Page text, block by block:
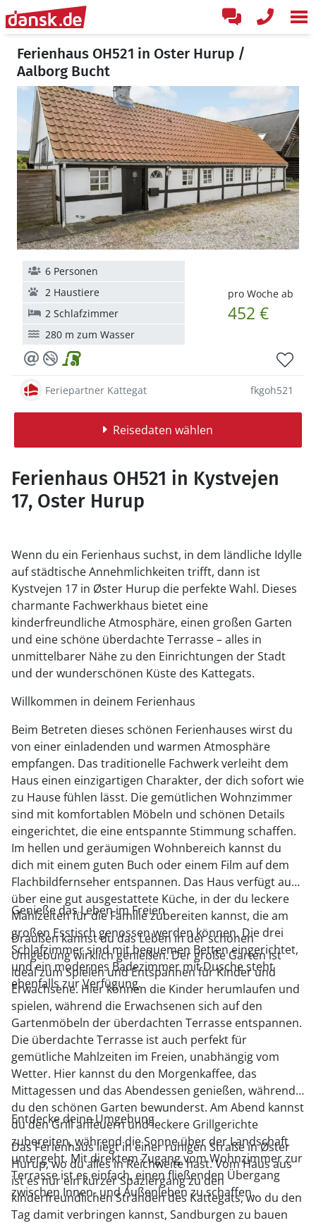
Ferienhaus OH521 in Oster Hurup /
Aalborg Bucht
pro Woche ab
452 €
6 Personen
2 Haustiere
2 Schlafzimmer
280 m zum Wasser
Feriepartner Kattegat fkgoh521
Reisedaten wählen
Ferienhaus OH521 in Kystvejen
17, Oster Hurup
Wenn du ein Ferienhaus suchst, in dem ländliche Idylle
auf städtische Annehmlichkeiten trifft, dann ist
Kystvejen 17 in Øster Hurup die perfekte Wahl. Dieses
charmante Fachwerkhaus bietet eine
kinderfreundliche Atmosphäre, einen großen Garten
und eine schöne überdachte Terrasse – alles in
unmittelbarer Nähe zu den Einrichtungen der Stadt
und der wunderschönen Küste des Kattegats.
Willkommen in deinem Ferienhaus
Beim Betreten dieses schönen Ferienhauses wirst du
von einer einladenden und warmen Atmosphäre
empfangen. Das traditionelle Fachwerk verleiht dem
Haus einen einzigartigen Charakter, der dich sofort wie
zu Hause fühlen lässt. Die gemütlichen Wohnzimmer
sind mit komfortablen Möbeln und schönen Details
eingerichtet, die eine entspannte Stimmung schaffen.
Im hellen und geräumigen Wohnbereich kannst du
dich mit einem guten Buch oder einem Film auf dem
Flachbildfernseher entspannen. Das Haus verfügt auch
über eine gut ausgestattete Küche, in der du leckere
Mahlzeiten für die Familie zubereiten kannst, die am
großen Esstisch genossen werden können. Die drei
Schlafzimmer sind mit bequemen Betten eingerichtet,
und ein modernes Badezimmer mit Dusche steht
ebenfalls zur Verfügung.
Genieße das Leben im Freien
Draußen kannst du das Leben in der schönen
Umgebung wirklich genießen. Der große Garten ist
ideal zum Spielen und Entspannen für Kinder und
Erwachsene. Hier können die Kinder herumlaufen und
spielen, während die Erwachsenen sich auf den
Gartenmöbeln der überdachten Terrasse entspannen.
Die überdachte Terrasse ist auch perfekt für
gemütliche Mahlzeiten im Freien, unabhängig vom
Wetter. Hier kannst du den Morgenkaffee, das
Mittagessen und das Abendessen genießen, während
du den schönen Garten bewunderst. Am Abend kannst
du den Grill anfeuern und leckere Grillgerichte
zubereiten, während die Sonne über der Landschaft
untergeht. Mit direktem Zugang vom Wohnzimmer zur
Terrasse ist es einfach, einen fließenden Übergang
zwischen Innen- und Außenleben zu schaffen.
Entdecke deine Umgebung
Das Ferienhaus liegt in einer ruhigen Straße in Øster
Hurup, wo du alles in Reichweite hast. Vom Haus aus
ist es nur ein kurzer Spaziergang zu den
kinderfreundlichen Stränden des Kattegats, wo du den
Tag damit verbringen kannst, Sandburgen zu bauen